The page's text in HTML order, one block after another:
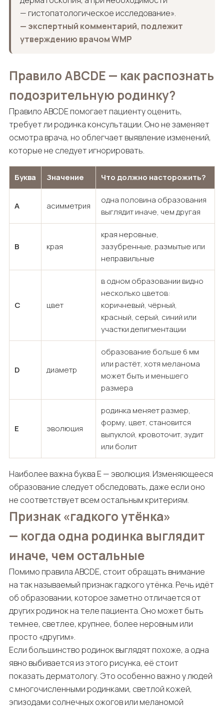
— гистопатологическое исследование».
— экспертный комментарий, подлежит
утверждению врачом WMP
Правило ABCDE — как распознать
подозрительную родинку?
Правило ABCDE помогает пациенту оценить,
требует ли родинка консультации. Оно не заменяет
осмотра врача, но облегчает выявление изменений,
которые не следует игнорировать.
Буква Значение Что должно насторожить?
A асимметрия
одна половина образования
выглядит иначе, чем другая
B края
края неровные,
зазубренные, размытые или
неправильные
C цвет
в одном образовании видно
несколько цветов:
коричневый, чёрный,
красный, серый, синий или
участки депигментации
D диаметр
образование больше 6 мм
или растёт, хотя меланома
может быть и меньшего
размера
E эволюция
родинка меняет размер,
форму, цвет, становится
выпуклой, кровоточит, зудит
или болит
Наиболее важна буква E — эволюция. Изменяющееся
образование следует обследовать, даже если оно
не соответствует всем остальным критериям.
Признак «гадкого утёнка»
— когда одна родинка выглядит
иначе, чем остальные
Помимо правила ABCDE, стоит обращать внимание
на так называемый признак гадкого утёнка. Речь идёт
об образовании, которое заметно отличается от
других родинок на теле пациента. Оно может быть
темнее, светлее, крупнее, более неровным или
просто «другим».
Если большинство родинок выглядят похоже, а одна
явно выбивается из этого рисунка, её стоит
показать дерматологу. Это особенно важно у людей
с многочисленными родинками, светлой кожей,
эпизодами солнечных ожогов или меланомой